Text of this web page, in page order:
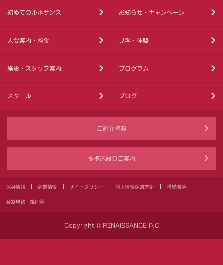
初めてのルネサンス お知らせ・キャンペーン
入会案内・料金 見学・体験
施設・スタッフ案内 プログラム
スクール ブログ
ご紹介特典
提携施設のご案内
採用情報 企業情報 サイトポリシー 個人情報保護方針 推奨環境
会員規約・規則等
Copyright © RENAISSANCE INC